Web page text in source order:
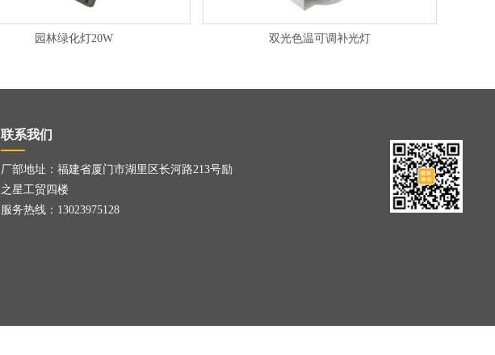
园林绿化灯20W 双光色温可调补光灯
联系我们
厂部地址：福建省厦门市湖里区长河路213号励
之星工贸四楼
服务热线：13023975128